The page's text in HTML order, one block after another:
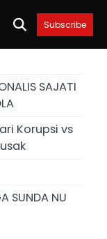
Subscribe
SAJATI
Korupsi vs
SUNDA NU